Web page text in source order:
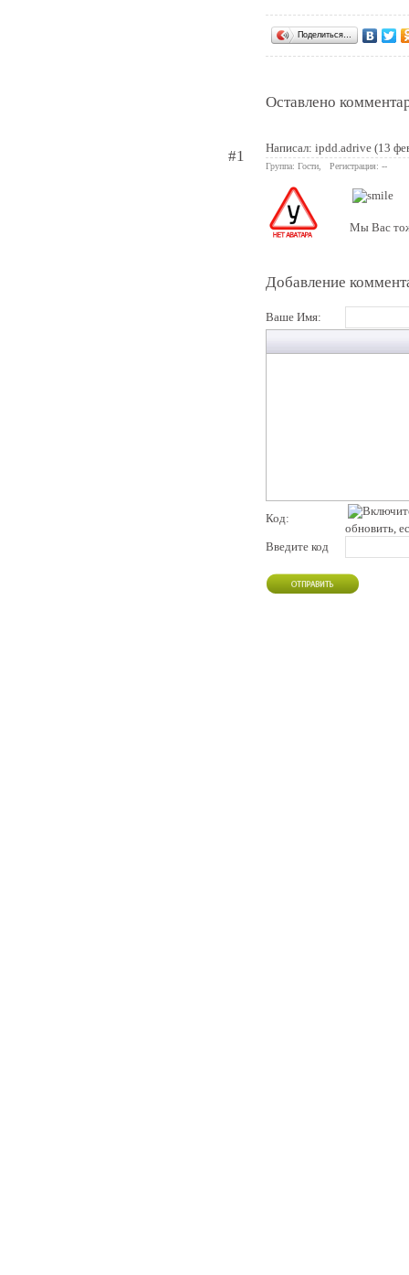
Поделиться…
Оставлено
#1 Написал: ipdd.adrive (13
Группа: Гости, Регистрация: --
Мы Вас
Добавление
Ваше Имя:
Код:
обновить,
Введите код